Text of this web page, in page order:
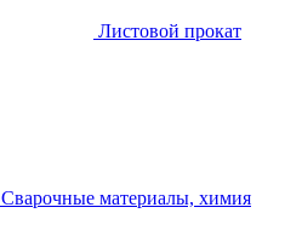
Листовой прокат
Сварочные материалы, химия